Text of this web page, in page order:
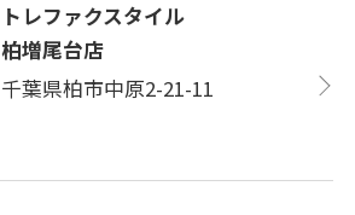
トレファクスタイル
柏増尾台店
千葉県柏市中原2-21-11